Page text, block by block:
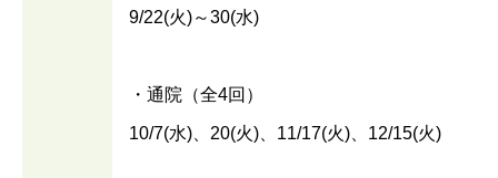
9/22(火)～30(水)
・通院（全4回）
10/7(水)、20(火)、11/17(火)、12/15(火)